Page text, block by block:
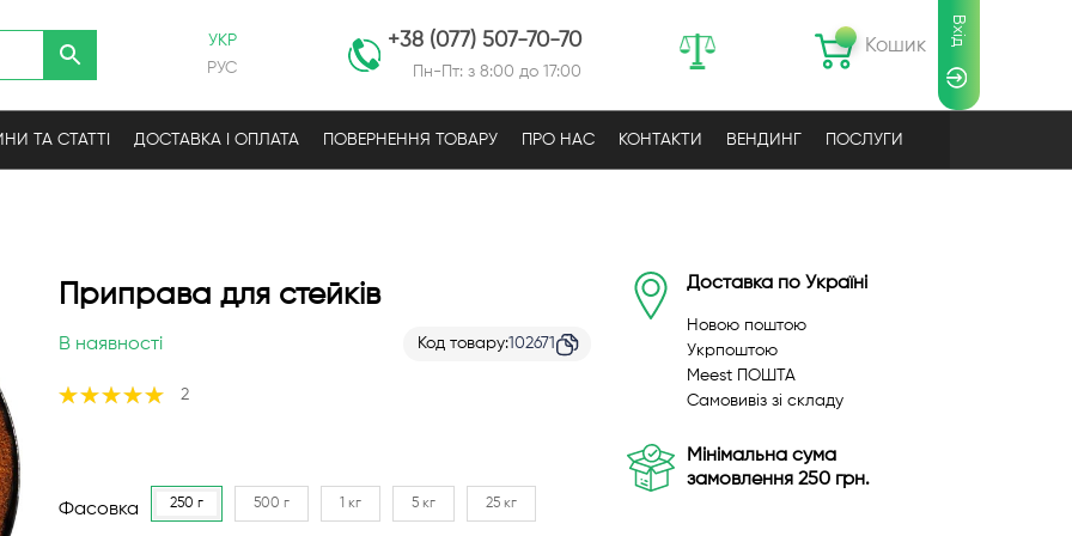
УКР
РУС
+38 (077) 507-70-70
Пн-Пт: з 8:00 до 17:00
Кошик Вхід
ТА СТАТТІ ДОСТАВКА І ОПЛАТА ПОВЕРНЕННЯ ТОВАРУ ПРО НАС КОНТАКТИ ВЕНДИНГ ПОСЛУГИ
Приправа для стейків
В наявності Код товару 102671
Рейтинг:
2
Фасовка 250 г 500 г 1 кг 5 кг 25 кг
Доставка по Україні
Новою поштою
Укрпоштою
Meest ПОШТА
Самовивіз зі складу
Мінімальна сума
замовлення 250 грн.